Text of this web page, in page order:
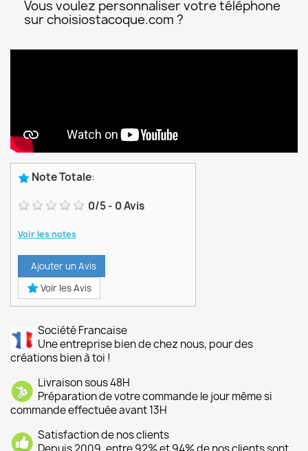
Vous voulez personnaliser votre téléphone
sur choisiostacoque.com ?
Note Totale:
0/5- 0Avis
Voir les notes
Ajouter un Avis
Voir les Avis
Société Francaise
Une entreprise bien de chez nous, pour des
créations bien à toi !
Livraison sous 48H
Préparation de votre commande le jour même si
commande effectuée avant 13H
Satisfaction de nos clients